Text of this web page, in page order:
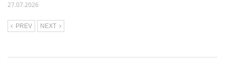
27.07.2026
PREV NEXT